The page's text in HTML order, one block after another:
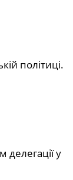
політиці.
у